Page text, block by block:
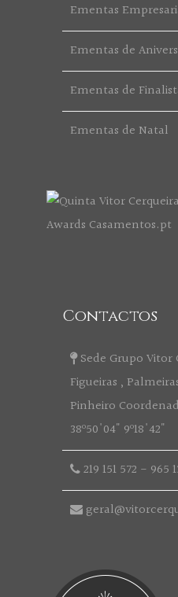
Ementas
Ementas de
Ementas de
Ementas de Natal
Contactos
Sede Grupo Vitor
Figueiras ,
Pinheiro
38º50'04" 9º18'42"
219 151 572 - 965